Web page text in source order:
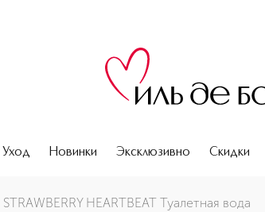
Уход Новинки Эксклюзивно Скидки
STRAWBERRY HEARTBEAT Туалетная вода